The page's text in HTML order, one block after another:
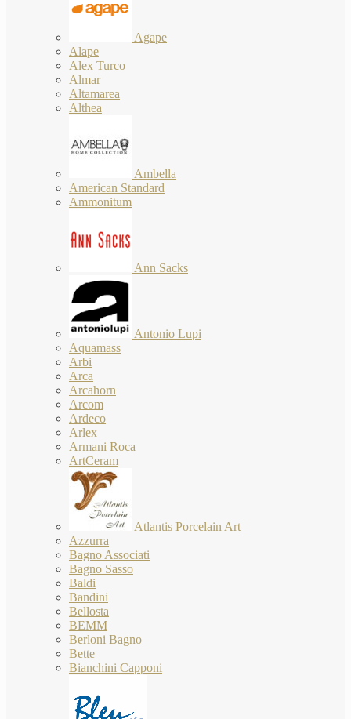
Agape
Alape
Alex Turco
Almar
Altamarea
Althea
Ambella
American Standard
Ammonitum
Ann Sacks
Antonio Lupi
Aquamass
Arbi
Arca
Arcahorn
Arcom
Ardeco
Arlex
Armani Roca
ArtCeram
Atlantis Porcelain Art
Azzurra
Bagno Associati
Bagno Sasso
Baldi
Bandini
Bellosta
BEMM
Berloni Bagno
Bette
Bianchini Capponi